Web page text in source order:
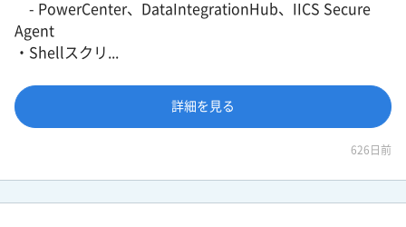
- PowerCenter、DataIntegrationHub、IICS Secure
Agent
・Shellスクリ...
詳細を見る
626日前